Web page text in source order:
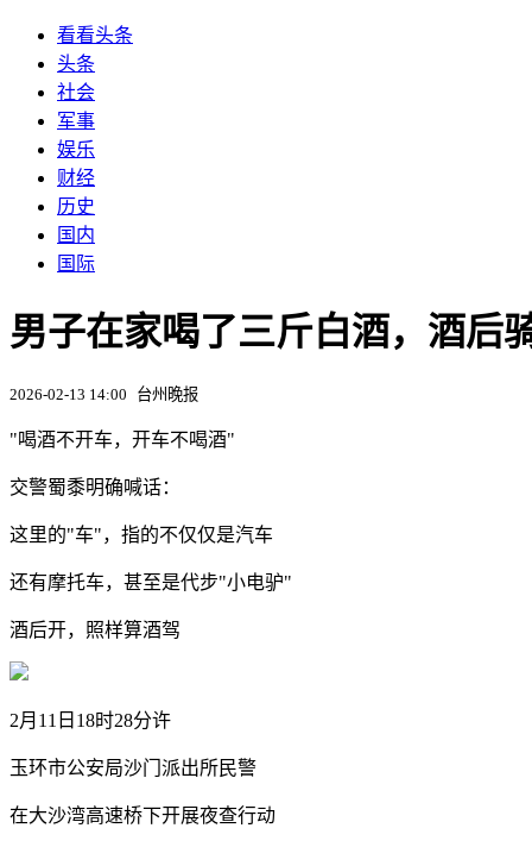
看看头条
头条
社会
军事
娱乐
财经
历史
国内
国际
男子在家喝了三斤白酒，酒后
2026-02-13 14:00 台州晚报
"喝酒不开车，开车不喝酒"
交警蜀黍明确喊话：
这里的"车"，指的不仅仅是汽车
还有摩托车，甚至是代步"小电驴"
酒后开，照样算酒驾
2月11日18时28分许
玉环市公安局沙门派出所民警
在大沙湾高速桥下开展夜查行动